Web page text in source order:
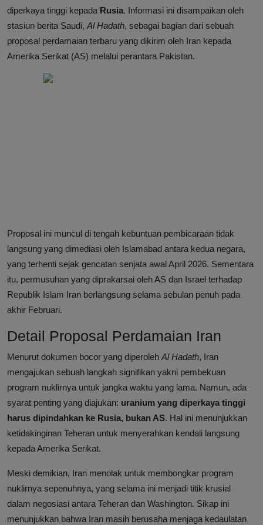
diperkaya tinggi kepada Rusia. Informasi ini disampaikan oleh
stasiun berita Saudi, Al Hadath, sebagai bagian dari sebuah
proposal perdamaian terbaru yang dikirim oleh Iran kepada
Amerika Serikat (AS) melalui perantara Pakistan.
Proposal ini muncul di tengah kebuntuan pembicaraan tidak
langsung yang dimediasi oleh Islamabad antara kedua negara,
yang terhenti sejak gencatan senjata awal April 2026. Sementara
itu, permusuhan yang diprakarsai oleh AS dan Israel terhadap
Republik Islam Iran berlangsung selama sebulan penuh pada
akhir Februari.
Detail Proposal Perdamaian Iran
Menurut dokumen bocor yang diperoleh Al Hadath, Iran
mengajukan sebuah langkah signifikan yakni pembekuan
program nuklirnya untuk jangka waktu yang lama. Namun, ada
syarat penting yang diajukan: uranium yang diperkaya tinggi
harus dipindahkan ke Rusia, bukan AS. Hal ini menunjukkan
ketidakinginan Teheran untuk menyerahkan kendali langsung
kepada Amerika Serikat.
Meski demikian, Iran menolak untuk membongkar program
nuklirnya sepenuhnya, yang selama ini menjadi titik krusial
dalam negosiasi antara Teheran dan Washington. Sikap ini
menunjukkan bahwa Iran masih berusaha menjaga kedaulatan